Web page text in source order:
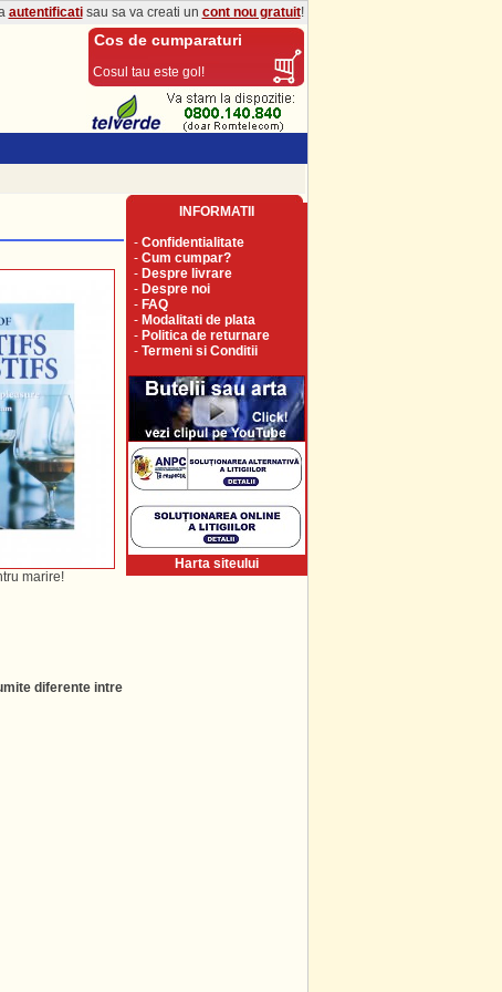
autentificatisau sa va creati un cont nou gratuit!
Cos de cumparaturi
Cosul tau este gol!
marire!
diferente intre
INFORMATII
- Confidentialitate
- Cum cumpar?
- Despre livrare
- Despre noi
- FAQ
- Modalitati de plata
- Politica de returnare
- Termeni si Conditii
Harta siteului